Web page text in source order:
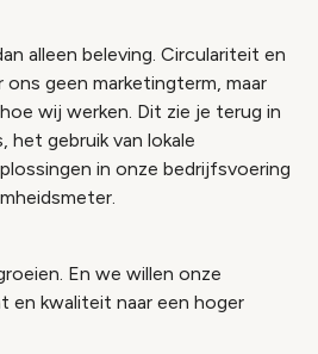
alleen beleving. Circulariteit en
ons geen marketingterm, maar
wij werken. Dit zie je terug in
het gebruik van lokale
in onze bedrijfsvoering
En we willen onze
en kwaliteit naar een hoger